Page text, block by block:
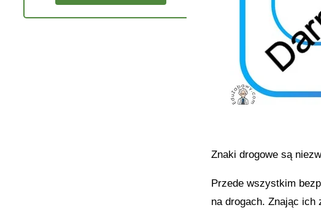
Znaki drogowe są
Przede wszystkim
na drogach. Znając ich